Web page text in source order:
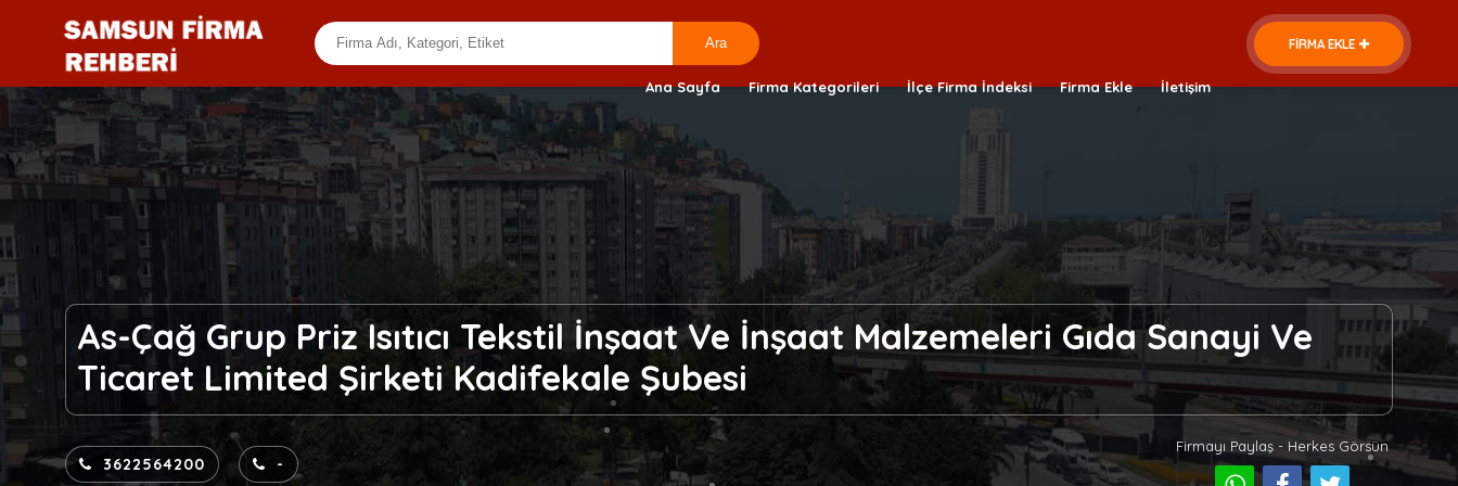
FİRMA EKLE
Ana Sayfa Firma Kategorileri İlçe Firma İndeksi Firma Ekle İletişim
As-Çağ Grup Priz Isıtıcı Tekstil İnşaat Ve İnşaat Malzemeleri Gıda Sanayi Ve
Ticaret Limited Şirketi Kadifekale Şubesi
3622564200 -
Firmayı Paylaş - Herkes Görsün